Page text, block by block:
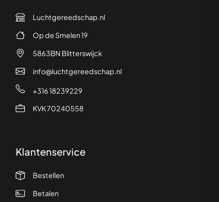
Luchtgereedschap.nl
Op de Smelen 19
5863BN Blitterswijck
info@luchtgereedschap.nl
+316 18239229
KVK 70240558
Klantenservice
Bestellen
Betalen